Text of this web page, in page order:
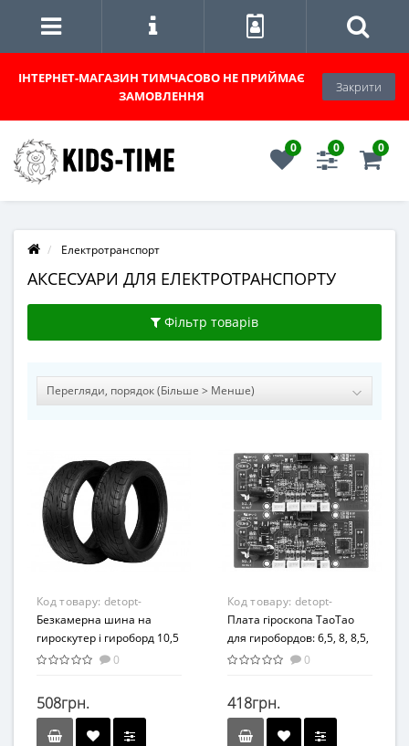
ІНТЕРНЕТ-МАГАЗИН ТИМЧАСОВО НЕ ПРИЙМАЄ
ЗАМОВЛЕННЯ
Закрити
0 0 0
Електротранспорт
АКСЕСУАРИ ДЛЯ ЕЛЕКТРОТРАНСПОРТУ
Фільтр товарів
Код товару: detopt-
876322
Безкамерна шина на
гироскутер і гироборд 10,5
дюймів Black (Чорний)
0
508грн.
Код товару: detopt-
876316
Плата гіроскопа ТаоТао
для гиробордов: 6,5, 8, 8,5,
10, 10,5 дюймів
0
418грн.